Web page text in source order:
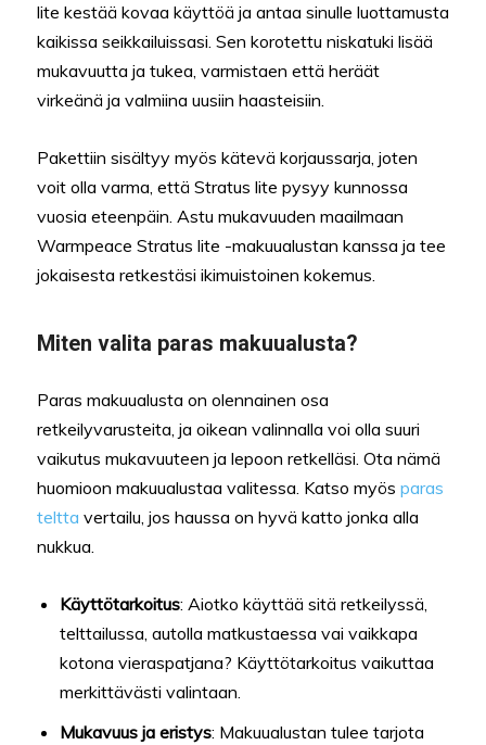
lite kestää kovaa käyttöä ja antaa sinulle luottamusta
kaikissa seikkailuissasi. Sen korotettu niskatuki lisää
mukavuutta ja tukea, varmistaen että heräät
virkeänä ja valmiina uusiin haasteisiin.
Pakettiin sisältyy myös kätevä korjaussarja, joten
voit olla varma, että Stratus lite pysyy kunnossa
vuosia eteenpäin. Astu mukavuuden maailmaan
Warmpeace Stratus lite -makuualustan kanssa ja tee
jokaisesta retkestäsi ikimuistoinen kokemus.
Miten valita paras makuualusta?
Paras makuualusta on olennainen osa
retkeilyvarusteita, ja oikean valinnalla voi olla suuri
vaikutus mukavuuteen ja lepoon retkelläsi. Ota nämä
huomioon makuualustaa valitessa. Katso myös paras
teltta vertailu, jos haussa on hyvä katto jonka alla
nukkua.
Käyttötarkoitus: Aiotko käyttää sitä retkeilyssä,
telttailussa, autolla matkustaessa vai vaikkapa
kotona vieraspatjana? Käyttötarkoitus vaikuttaa
merkittävästi valintaan.
Mukavuus ja eristys: Makuualustan tulee tarjota